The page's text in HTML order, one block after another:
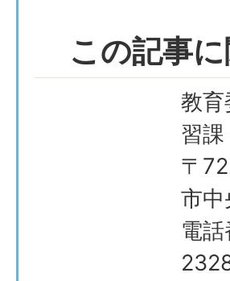
この記事
教
習
〒
市
電